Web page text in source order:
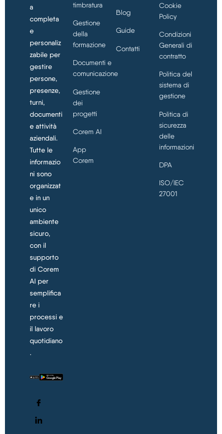
a
completa
e
personaliz
zabile per
gestire
persone,
presenze,
turni,
documenti
e attività
aziendali.
Tutte le
informazio
ni sono
organizzat
e in un
unico
ambiente
sicuro,
con il
supporto
di Corem
AI per
semplifica
re i
processi e
il lavoro
quotidiano
.
timbratura
Gestione
della
formazione
Documenti e
comunicazione
Gestione
dei
progetti
Corem AI
App
Corem
Blog
Guide
Contatti
Cookie
Policy
Condizioni
Generali di
contratto
Politica del
sistema di
gestione
Politica di
sicurezza
delle
informazioni
DPA
ISO/IEC
27001